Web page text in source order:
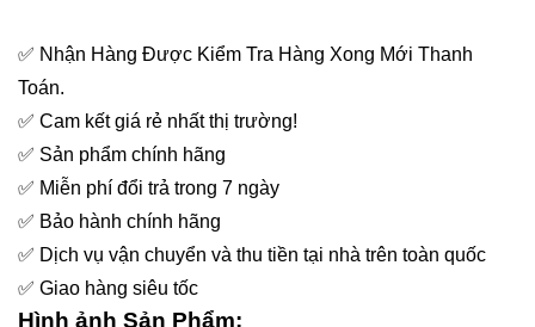
✅ Nhận Hàng Được Kiểm Tra Hàng Xong Mới Thanh
Toán.
✅ Cam kết giá rẻ nhất thị trường!
✅ Sản phẩm chính hãng
✅ Miễn phí đổi trả trong 7 ngày
✅ Bảo hành chính hãng
✅ Dịch vụ vận chuyển và thu tiền tại nhà trên toàn quốc
✅ Giao hàng siêu tốc
Hình ảnh Sản Phẩm: